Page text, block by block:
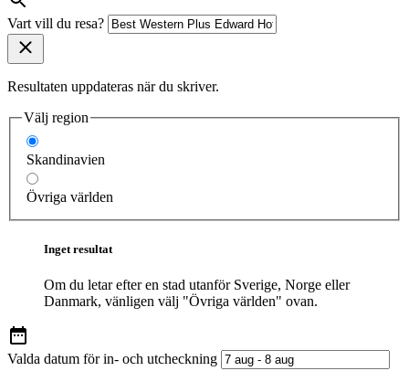
Vart vill du resa?
Resultaten uppdateras när du skriver.
Välj region
Skandinavien
Övriga världen
Inget resultat
Om du letar efter en stad utanför Sverige, Norge eller
Danmark, vänligen välj "Övriga världen" ovan.
Valda datum för in- och utcheckning